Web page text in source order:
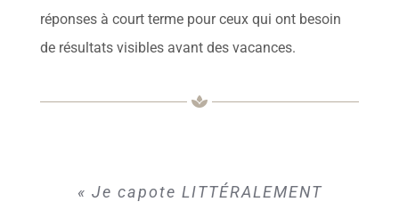
réponses à court terme pour ceux qui ont besoin
de résultats visibles avant des vacances.
« Je capote LITTÉRALEMENT